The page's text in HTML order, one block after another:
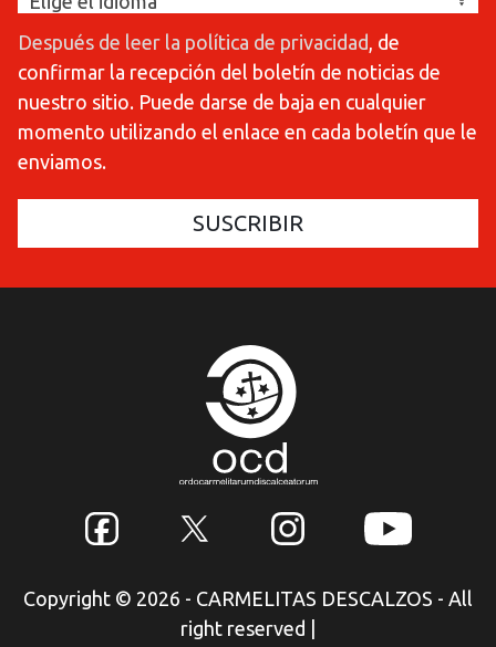
Después de leer la política de privacidad, de
confirmar la recepción del boletín de noticias de
nuestro sitio. Puede darse de baja en cualquier
momento utilizando el enlace en cada boletín que le
enviamos.
Copyright © 2026 - CARMELITAS DESCALZOS - All
right reserved